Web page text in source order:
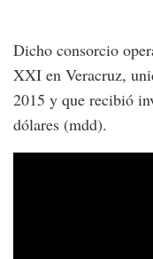
Dicho consorcio
XXI en Veracruz,
2015 y que recibió
dólares (mdd).